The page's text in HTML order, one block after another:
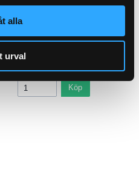
alla
urval
P-HYLSA R2/R9 3/4
Pris exkl. 47.00
Köp